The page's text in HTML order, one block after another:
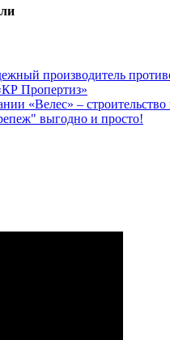
производитель
Пропертиз»
«Велес» –
выгодно и просто!